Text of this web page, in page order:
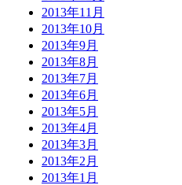
2013年11月
2013年10月
2013年9月
2013年8月
2013年7月
2013年6月
2013年5月
2013年4月
2013年3月
2013年2月
2013年1月